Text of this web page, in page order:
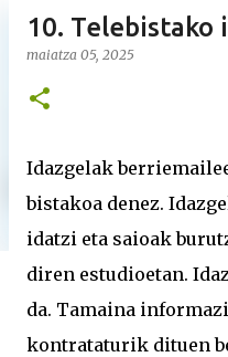
10. Telebistako
maiatza 05, 2025
Idazgelak
bistakoa denez.
idatzi eta saioak
diren estudioetan.
da. Tamaina
kontrataturik dituen